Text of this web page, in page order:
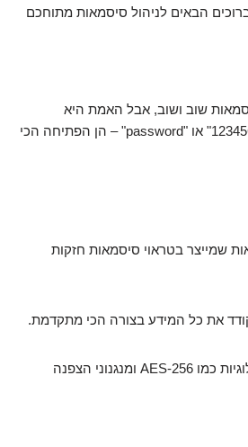
הבאים לניהול סיסמאות מתוחכם
שוב ושוב, אבל האמת היא
שסיסמאות חלשות כמו "123456" או "password" – הן הפתיחה הכי
שמייצר בטראוי סיסמאות חזקות
את כל המידע בצורה הכי מתקדמת.
– זה אומר, גלו כיצד טכנולוגיות כמו AES-256 ומנגנוני הצפנה